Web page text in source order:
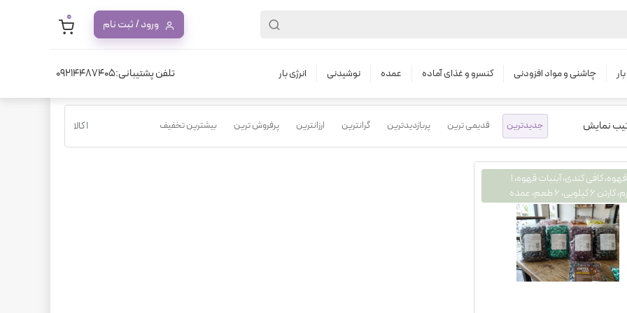
ورود / ثبت نام 0
چاشنی و مواد افزودنی کنسرو و غذای آماده عمده نوشیدنی انرژی بار تلفن پشتیبانی:09214487405 محصولات قرص قهوه در ۶ طعم
نمایش جدیدترین قدیمی ترین پربازدیدترین گرانترین ارزانترین پرفروش ترین بیشترین تخفیف 1 کالا
قرص قهوه، کافی کندی، آبنبات قهوه، ۱
کیلویی، ۶ طعم، عمده